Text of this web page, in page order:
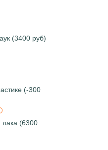
(3400 руб)
(-300
(6300